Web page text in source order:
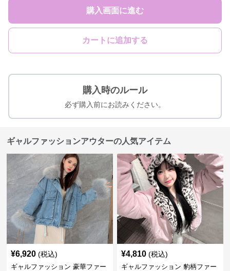
購入画面に進む
カートに追加する
購入時のルール
必ず購入前にお読みください。
ギャルファッションアウターの人気アイテム
¥6,920 (税込)
ギャルファッション 豪華ファー
¥4,810 (税込)
ギャルファッション 豹柄ファー